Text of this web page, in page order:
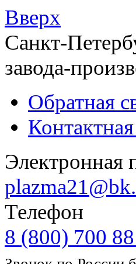
Вверх
Санкт-
завода-
Обратная
Электронная
Телефон
8 (800) 700